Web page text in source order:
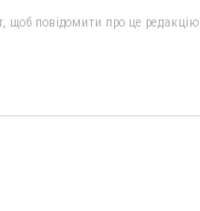
щоб повідомити про це редакцію